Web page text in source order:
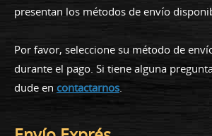
presentan los métodos de envío
Por favor, seleccione su método de
durante el pago. Si tiene alguna
dude en contactarnos